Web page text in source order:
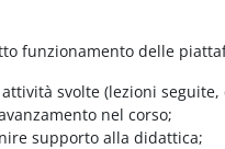
funzionamento delle
svolte (lezioni
nel corso;
supporto alla didattica;